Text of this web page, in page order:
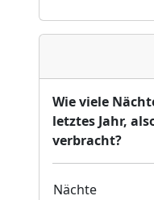
Wie viele
letztes Jahr,
verbracht?
Nächte